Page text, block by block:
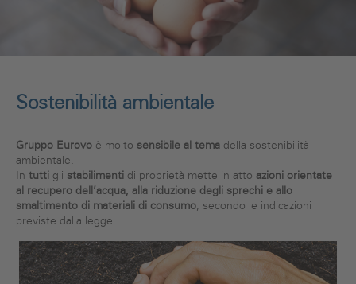
Sostenibilità ambientale
Gruppo Eurovo è molto sensibile al tema della sostenibilità
ambientale.
In tutti gli stabilimenti di proprietà mette in atto azioni orientate
al recupero dell’acqua, alla riduzione degli sprechi e allo
smaltimento di materiali di consumo, secondo le indicazioni
previste dalla legge.